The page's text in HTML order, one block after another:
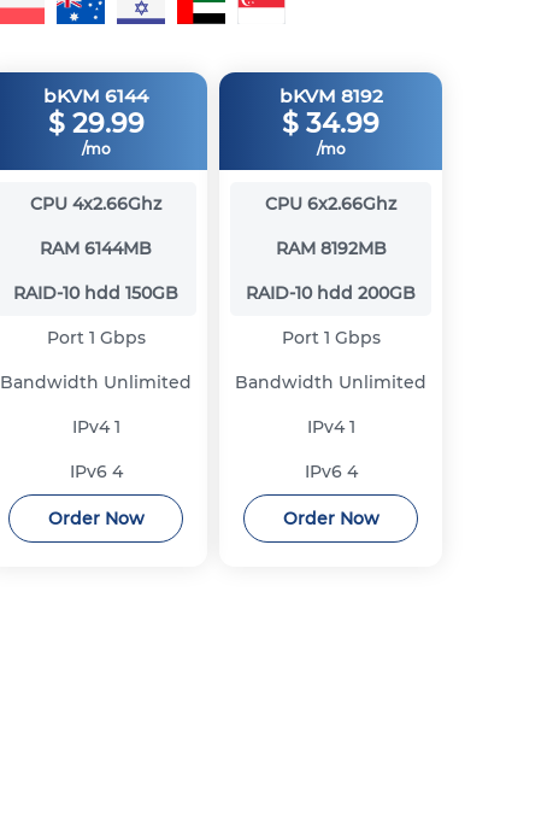
bKVM 6144
$ 29.99
/mo
CPU 4x2.66Ghz
RAM 6144MB
RAID-10 hdd 150GB
Port 1 Gbps
Bandwidth Unlimited
IPv41
IPv6 4
Order Now
bKVM 8192
$ 34.99
/mo
CPU 6x2.66Ghz
RAM 8192MB
RAID-10 hdd 200GB
Port 1 Gbps
Bandwidth Unlimited
IPv41
IPv6 4
Order Now